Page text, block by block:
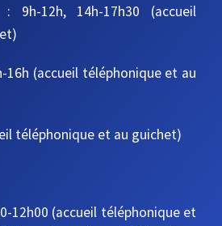
: 9h-12h, 14h-17h30 (accueil
16h (accueil téléphonique et au
téléphonique et au guichet)
12h00 (accueil téléphonique et